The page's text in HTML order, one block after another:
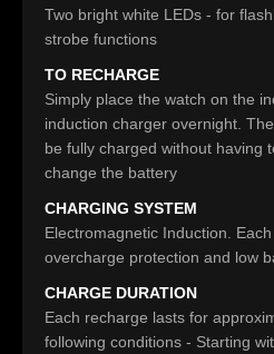
Two bright white LEDs - for
strobe functions
TO RECHARGE
Simply place the watch on the
induction charger overnight.
be fully charged without having
change the battery
CHARGING SYSTEM
Electromagnetic Induction.
overcharge protection and low
CHARGE DURATION
Each recharge lasts for
following conditions - Starting